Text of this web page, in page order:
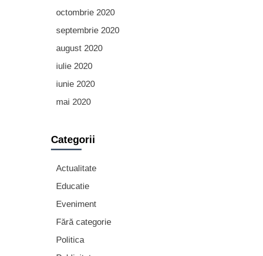
octombrie 2020
septembrie 2020
august 2020
iulie 2020
iunie 2020
mai 2020
Categorii
Actualitate
Educatie
Eveniment
Fără categorie
Politica